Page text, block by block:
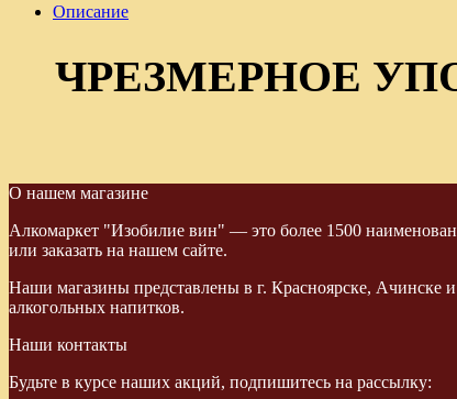
Описание
ЧРЕЗМЕРНОЕ
О нашем магазине
Алкомаркет "Изобилие вин" — это более 1500
или заказать на нашем сайте.
Наши магазины представлены в г. Красноярске, Ачинске
алкогольных напитков.
Наши контакты
Будьте в курсе наших акций, подпишитесь на рассылку: